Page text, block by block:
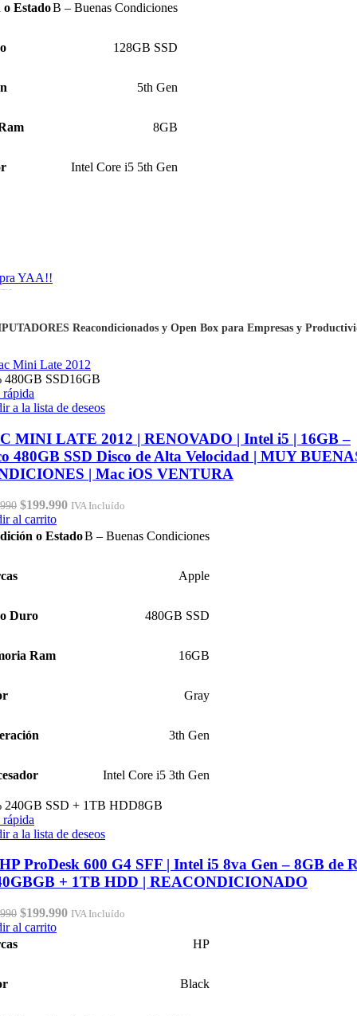
EstadoB – Buenas Condiciones
128GB SSD
5th Gen
8GB
Intel Core i5 5th Gen
YAA!!
Reacondicionados y Open Box para Empresas y
480GB SSD16GB
a la lista de deseos
MINI LATE 2012 | RENOVADO | Intel i5 | 16GB –
480GB SSD Disco de Alta Velocidad | MUY
| Mac iOS VENTURA
El
precio
original
$199.990El
actual
IVA Incluído
al carrito
o EstadoB – Buenas Condiciones
Apple
Duro 480GB SSD
Ram 16GB
Gray
3th Gen
Intel Core i5 3th Gen
240GB SSD + 1TB HDD8GB
a la lista de deseos
ProDesk 600 G4 SFF | Intel i5 8va Gen – 8GB de
+ 1TB HDD | REACONDICIONADO
El
precio
$199.990ElIVA Incluído
al carrito
HP
Black